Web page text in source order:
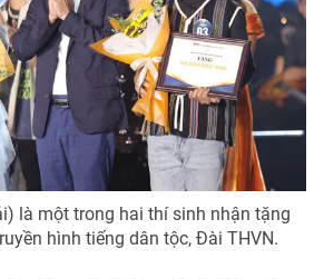
là một trong hai thí sinh nhận tặng
hình tiếng dân tộc, Đài THVN.